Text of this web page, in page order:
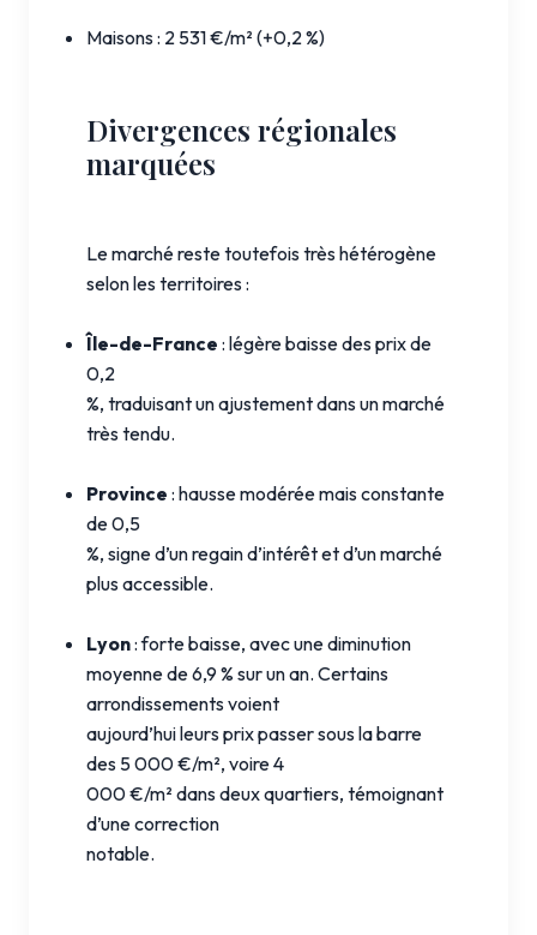
Maisons : 2 531 €/m² (+0,2 %)
Divergences régionales
marquées
Le marché reste toutefois très hétérogène
selon les territoires :
Île-de-France : légère baisse des prix de
0,2
%, traduisant un ajustement dans un marché
très tendu.
Province : hausse modérée mais constante
de 0,5
%, signe d’un regain d’intérêt et d’un marché
plus accessible.
Lyon: forte baisse, avec une diminution
moyenne de 6,9 % sur un an. Certains
arrondissements voient
aujourd’hui leurs prix passer sous la barre
des 5 000 €/m², voire 4
000 €/m² dans deux quartiers, témoignant
d’une correction
notable.